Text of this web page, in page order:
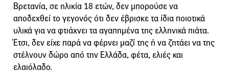
Βρετανία, σε ηλικία 18 ετών, δεν μπορούσε να
αποδεχθεί το γεγονός ότι δεν έβρισκε τα ίδια ποιοτικά
υλικά για να φτιάχνει τα αγαπημένα της ελληνικά πιάτα.
Έτσι, δεν είχε παρά να φέρνει μαζί της ή να ζητάει να της
στέλνουν δώρο από την Ελλάδα, φέτα, ελιές και
ελαιόλαδο.